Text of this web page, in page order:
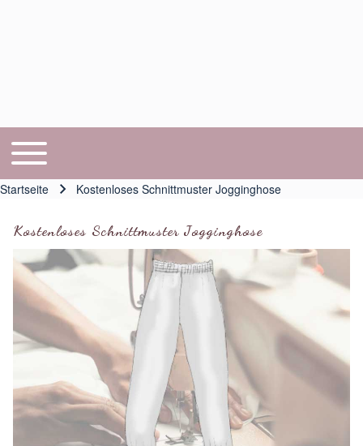
Hauptnavigation
Toggle main menu
Startseite Kostenloses Schnittmuster Jogginghose
Kostenloses Schnittmuster Jogginghose